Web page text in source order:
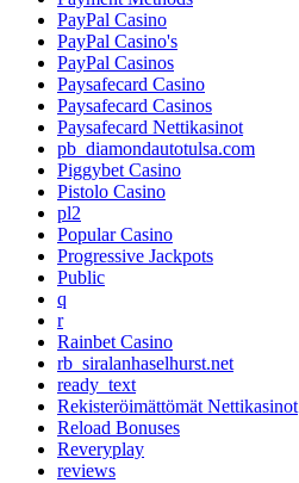
PayPal Casino
PayPal Casino's
PayPal Casinos
Paysafecard Casino
Paysafecard Casinos
Paysafecard Nettikasinot
pb_diamondautotulsa.com
Piggybet Casino
Pistolo Casino
pl2
Popular Casino
Progressive Jackpots
Public
q
r
Rainbet Casino
rb_siralanhaselhurst.net
ready_text
Rekisteröimättömät Nettikasinot
Reload Bonuses
Reveryplay
reviews